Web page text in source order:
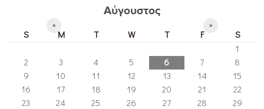
Αύγουστος
« »
S M T W T F
S
1
2
3 4 5 6 7
8
9
10 11 12 13 14
15
16
17 18 19 20 21
22
23
24 25 26 27 28
29